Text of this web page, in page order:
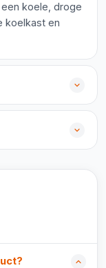
koele, droge
koelkast en